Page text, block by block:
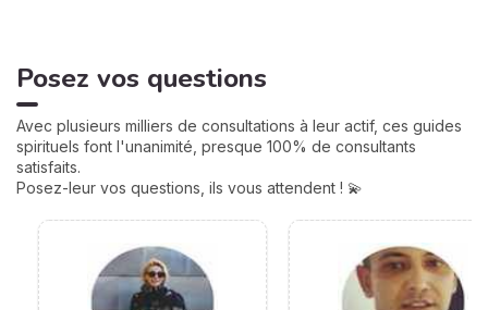
naissance, elles jouent un
rôle très important pour
personnalité et votre avenir.
Voici leurs significations !
Posez vos questions
Avec plusieurs milliers de consultations à leur actif, ces guides
spirituels font l'unanimité, presque 100% de consultants
satisfaits.
Posez-leur vos questions, ils vous attendent ! 💫